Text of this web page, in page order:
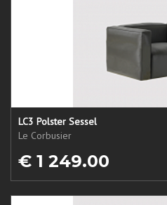
LC3 Polster Sessel
Le Corbusier
€ 1 249.00